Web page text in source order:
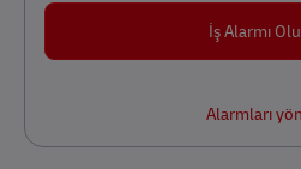
İş Alarmı
Alarmları